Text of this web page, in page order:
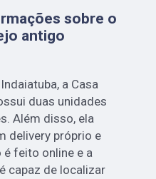
sobre o
antigo
a Casa
duas unidades
Além disso, ela
delivery próprio e
feito online e a
capaz de localizar